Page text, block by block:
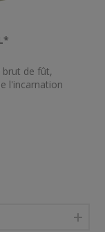
brut de fût,
l'incarnation
whisky single
en alcool
à 60%